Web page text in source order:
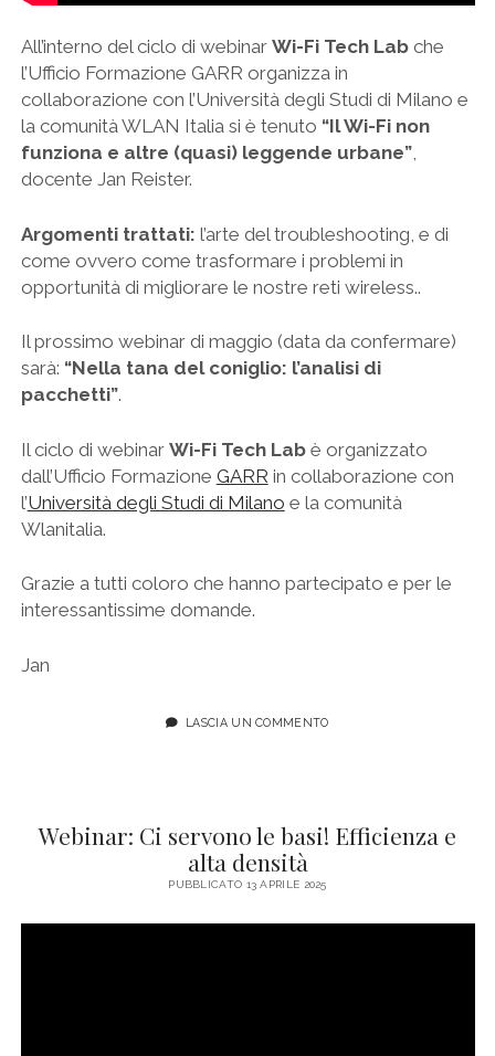
All’interno del ciclo di webinar Wi-Fi Tech Labche
l’Ufficio Formazione GARR organizza in
collaborazione con l’Università degli Studi di Milano e
la comunità WLAN Italia si è tenuto “Il Wi-Fi non
funziona e altre (quasi) leggende urbane”,
docente Jan Reister.
Argomenti trattati: l’arte del troubleshooting, e di
come ovvero come trasformare i problemi in
opportunità di migliorare le nostre reti wireless..
Il prossimo webinar di maggio (data da confermare)
sarà: “Nella tana del coniglio: l’analisi di
pacchetti”.
Il ciclo di webinar Wi-Fi Tech Labè organizzato
dall’Ufficio Formazione GARR in collaborazione con
l’Università degli Studi di Milano e la comunità
Wlanitalia.
Grazie a tutti coloro che hanno partecipato e per le
interessantissime domande.
Jan
LASCIA UN COMMENTO
Webinar: Ci servono le basi! Efficienza e
alta densità
PUBBLICATO 13 APRILE 2025